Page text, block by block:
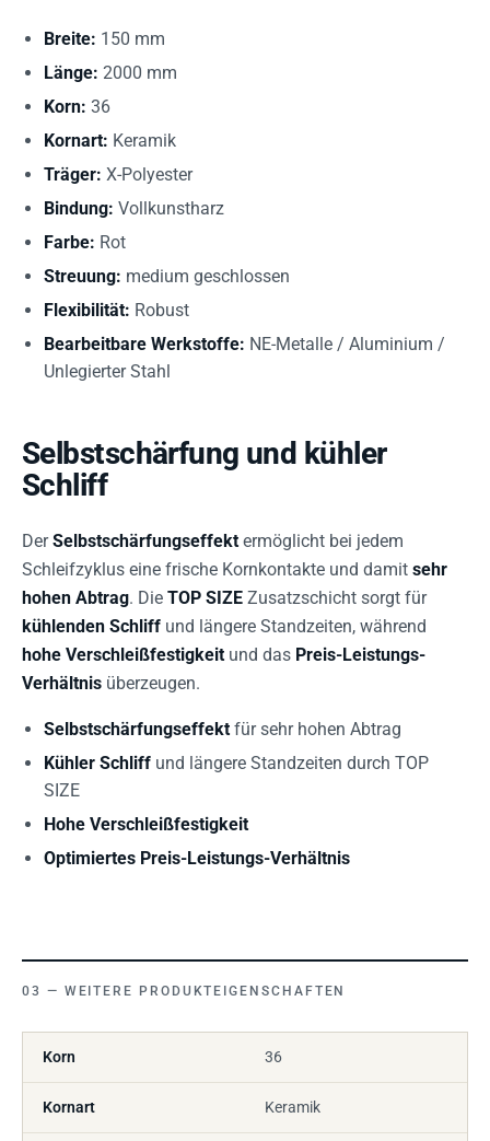
Breite: 150 mm
Länge: 2000 mm
Korn: 36
Kornart: Keramik
Träger: X-Polyester
Bindung: Vollkunstharz
Farbe: Rot
Streuung: medium geschlossen
Flexibilität: Robust
Bearbeitbare Werkstoffe: NE-Metalle / Aluminium /
Unlegierter Stahl
Selbstschärfung und kühler
Schliff
DerSelbstschärfungseffekt ermöglicht bei jedem
Schleifzyklus eine frische Kornkontakte und damit sehr
hohen Abtrag. Die TOP SIZE Zusatzschicht sorgt für
kühlenden Schliff und längere Standzeiten, während
hohe Verschleißfestigkeit und das Preis-Leistungs-
Verhältnis überzeugen.
Selbstschärfungseffekt für sehr hohen Abtrag
Kühler Schliff und längere Standzeiten durch TOP
SIZE
Hohe Verschleißfestigkeit
Optimiertes Preis-Leistungs-Verhältnis
WEITERE PRODUKTEIGENSCHAFTEN
Korn 36
Kornart Keramik